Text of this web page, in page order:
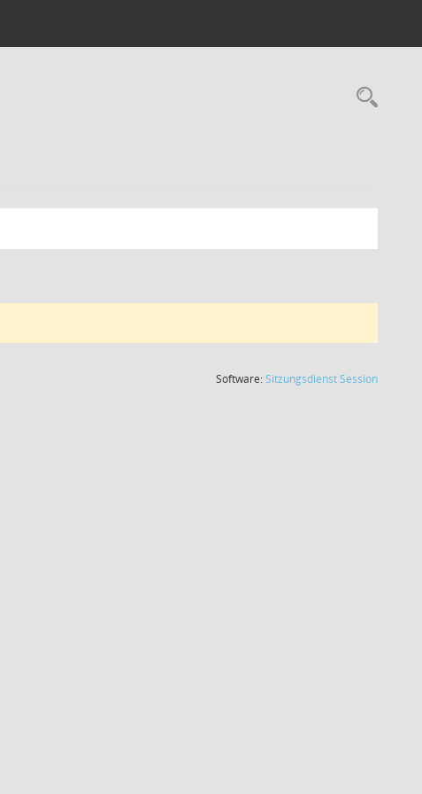
Software:SitzungsdienstSession(Wird in